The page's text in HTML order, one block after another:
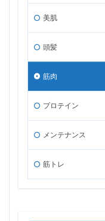
美肌
頭髪
筋肉
プロテイン
メンテナンス
筋トレ